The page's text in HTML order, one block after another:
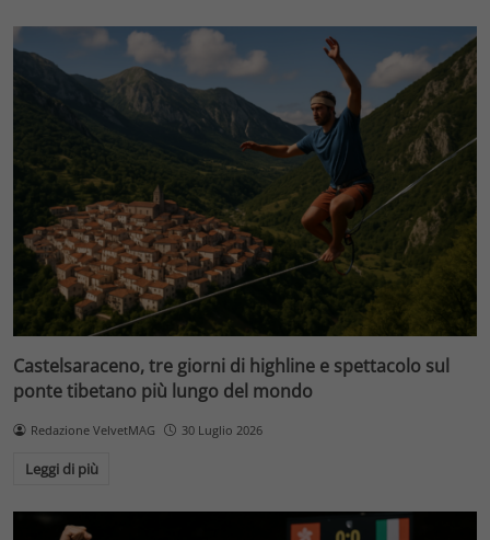
Castelsaraceno, tre giorni di highline e spettacolo sul
ponte tibetano più lungo del mondo
Redazione VelvetMAG 30 Luglio 2026
Leggi di più